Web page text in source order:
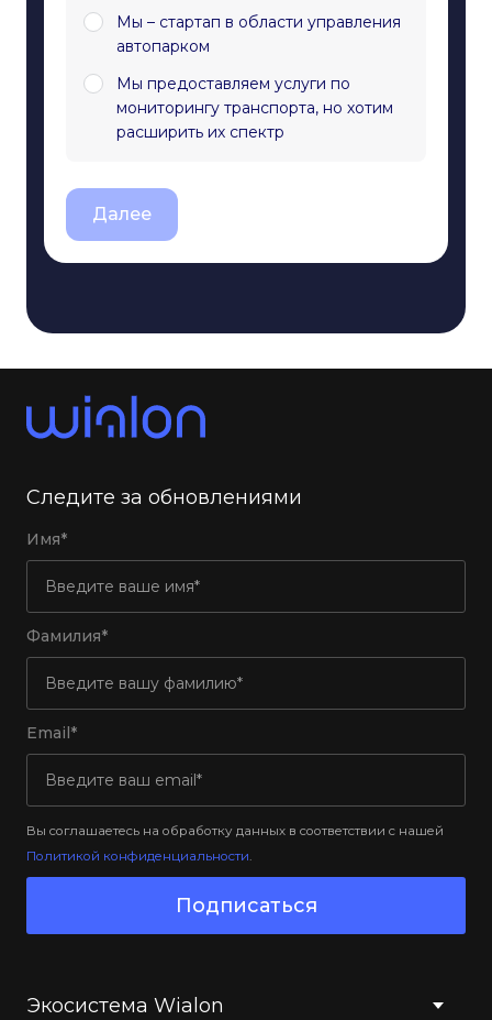
Мы – стартап в области управления
автопарком
Мы предоставляем услуги по
мониторингу транспорта, но хотим
расширить их спектр
Далее
Следите за обновлениями
Имя*
Фамилия*
Email*
Вы соглашаетесь на обработку данных в соответствии с нашей
Политикой конфиденциальности.
Подписаться
Экосистема Wialon